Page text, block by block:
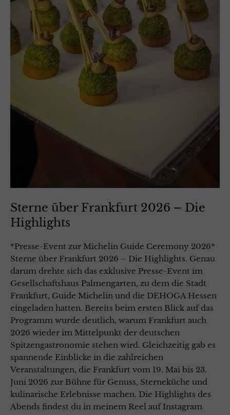
Sterne über Frankfurt 2026 – Die
Highlights
*Presse-Event zur Michelin Guide Ceremony 2026*
Sterne über Frankfurt 2026 – Die Highlights. Genau
darum drehte sich das exklusive Presse-Event im
Gesellschaftshaus Palmengarten, zu dem die Stadt
Frankfurt, Guide Michelin und die DEHOGA Hessen
eingeladen hatten. Bereits beim ersten Blick auf das
Programm wurde deutlich, warum Frankfurt auch
2026 wieder im Mittelpunkt der deutschen
Spitzengastronomie stehen wird. Gleichzeitig gab es
spannende Einblicke in die zahlreichen
Veranstaltungen, die Frankfurt vom 19. Mai bis 23.
Juni 2026 zur Bühne für Genuss, Sterneküche und
kulinarische Erlebnisse machen. Die Highlights des
Abends findest du in meinem Reel auf Instagram